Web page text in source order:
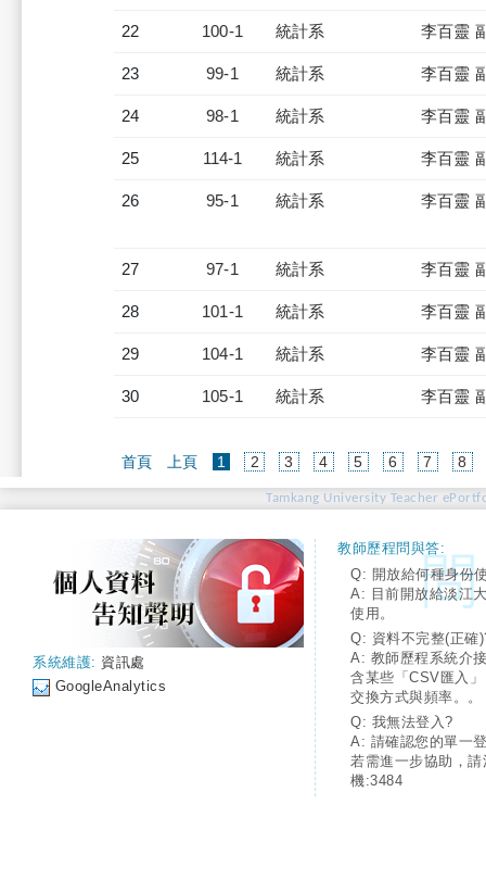
22 100-1 統計系 李百靈
23 99-1 統計系 李百靈
24 98-1 統計系 李百靈
25 114-1 統計系 李百靈
26 95-1 統計系 李百靈
27 97-1 統計系 李百靈
28 101-1 統計系 李百靈
29 104-1 統計系 李百靈
30 105-1 統計系 李百靈
首頁 上頁 1 (current)
2 3 4 5 6 7 8
Tamkang University Teacher
系統維護: 資訊處
GoogleAnalytics
教師歷程問與答:
Q: 開放給何種身份
A: 目前開放給淡江
使用。
Q: 資料不完整(正確
A: 教師歷程系統介
含某些「CSV匯入
交換方式與頻率。。
Q: 我無法登入?
A: 請確認您的單一
若需進一步協助，
機:3484